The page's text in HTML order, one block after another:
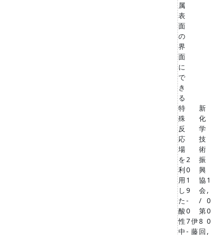
属
表
面
の
界
面
に
で
き
る
特
殊
反
応
場
を
利
用
し
た
酸
性
中
2
0
1
9
-
0
7
-
伊
藤
新
化
学
技
術
振
興
協
会
/
第
8
回
1
,
0
0
0
,